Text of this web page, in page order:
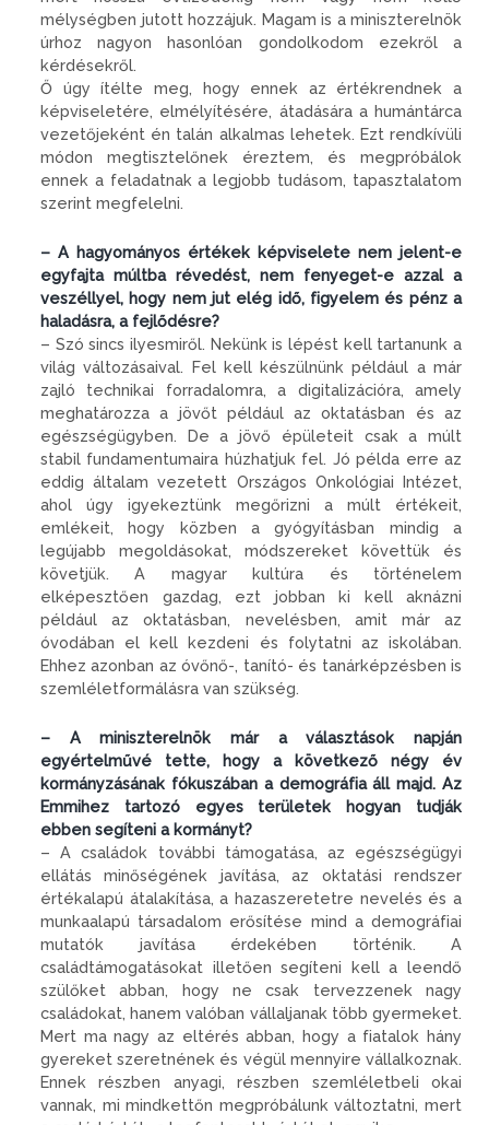
mélységben jutott hozzájuk. Magam is a miniszterelnök
úrhoz nagyon hasonlóan gondolkodom ezekről a
kérdésekről.
Ő úgy ítélte meg, hogy ennek az értékrendnek a
képviseletére, elmélyítésére, átadására a humántárca
vezetőjeként én talán alkalmas lehetek. Ezt rendkívüli
módon megtisztelőnek éreztem, és megpróbálok
ennek a feladatnak a legjobb tudásom, tapasztalatom
szerint megfelelni.
– A hagyományos értékek képviselete nem jelent-e
egyfajta múltba révedést, nem fenyeget-e azzal a
veszéllyel, hogy nem jut elég idő, figyelem és pénz a
haladásra, a fejlődésre?
– Szó sincs ilyesmiről. Nekünk is lépést kell tartanunk a
világ változásaival. Fel kell készülnünk például a már
zajló technikai forradalomra, a digitalizációra, amely
meghatározza a jövőt például az oktatásban és az
egészségügyben. De a jövő épületeit csak a múlt
stabil fundamentumaira húzhatjuk fel. Jó példa erre az
eddig általam vezetett Országos Onkológiai Intézet,
ahol úgy igyekeztünk megőrizni a múlt értékeit,
emlékeit, hogy közben a gyógyításban mindig a
legújabb megoldásokat, módszereket követtük és
követjük. A magyar kultúra és történelem
elképesztően gazdag, ezt jobban ki kell aknázni
például az oktatásban, nevelésben, amit már az
óvodában el kell kezdeni és folytatni az iskolában.
Ehhez azonban az óvőnő-, tanító- és tanárképzésben is
szemléletformálásra van szükség.
– A miniszterelnök már a választások napján
egyértelművé tette, hogy a következő négy év
kormányzásának fókuszában a demográfia áll majd. Az
Emmihez tartozó egyes területek hogyan tudják
ebben segíteni a kormányt?
– A családok további támogatása, az egészségügyi
ellátás minőségének javítása, az oktatási rendszer
értékalapú átalakítása, a hazaszeretetre nevelés és a
munkaalapú társadalom erősítése mind a demográfiai
mutatók javítása érdekében történik. A
családtámogatásokat illetően segíteni kell a leendő
szülőket abban, hogy ne csak tervezzenek nagy
családokat, hanem valóban vállaljanak több gyermeket.
Mert ma nagy az eltérés abban, hogy a fiatalok hány
gyereket szeretnének és végül mennyire vállalkoznak.
Ennek részben anyagi, részben szemléletbeli okai
vannak, mi mindkettőn megpróbálunk változtatni, mert